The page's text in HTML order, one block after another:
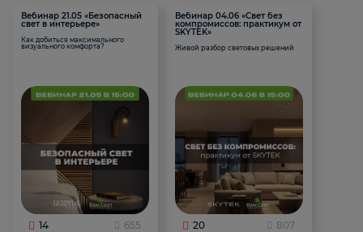
Вебинар 21.05 «Безопасный
свет в интерьере»
Как добиться максимального
визуального комфорта?
14 655
Вебинар 04.06 «Свет без
компромиссов: практикум от
SKYTEK»
Живой разбор световых решений
20 807